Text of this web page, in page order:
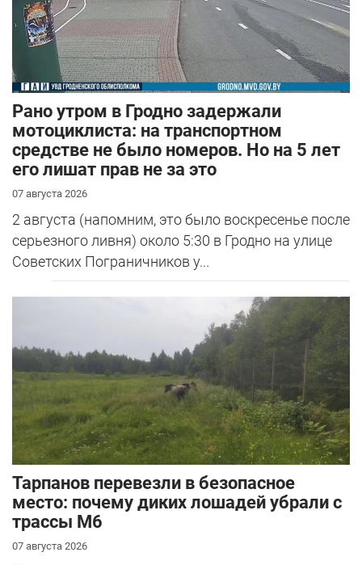
Рано утром в Гродно задержали
мотоциклиста: на транспортном
средстве не было номеров. Но на 5 лет
его лишат прав не за это
07 августа 2026
2 августа (напомним, это было воскресенье после
серьезного ливня) около 5:30 в Гродно на улице
Советских Пограничников у...
Тарпанов перевезли в безопасное
место: почему диких лошадей убрали с
трассы М6
07 августа 2026